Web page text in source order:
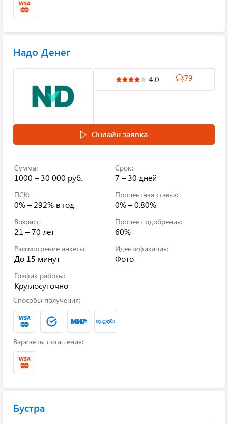
Надо Денег
4.0 79
Онлайн заявка
Сумма:
1000 – 30 000 руб.
Срок:
7 – 30 дней
ПСК:
0% – 292% в год
Процентная ставка:
0% – 0.80%
Возраст:
21 – 70 лет
Процент одобрения:
60%
Рассмотрение анкеты:
До 15 минут
Идентификация:
Фото
График работы:
Круглосуточно
Способы получения:
Варианты погашения:
Бустра